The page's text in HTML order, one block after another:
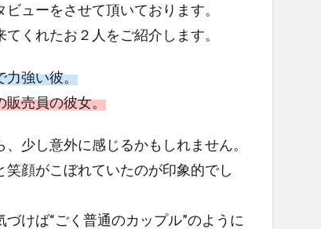
ューをさせて頂いております。
くれたお２人をご紹介します。
力強い彼。
販売員の彼女。
少し意外に感じるかもしれません。
顔がこぼれていたのが印象的でし
けば“ごく普通のカップル”のように